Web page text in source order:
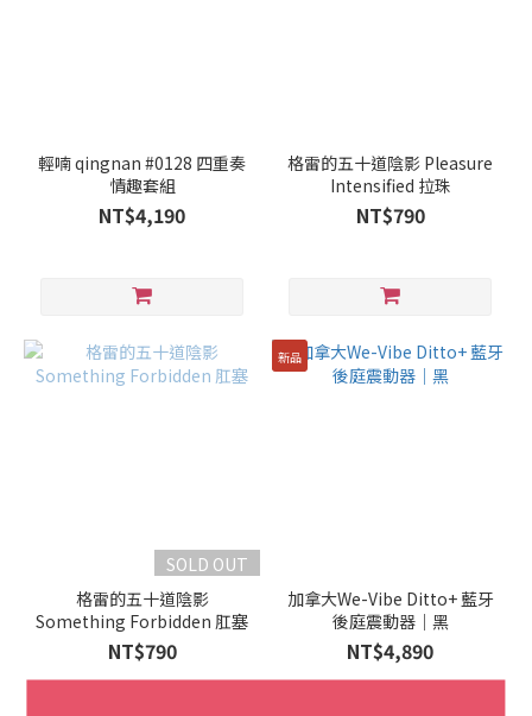
輕喃 qingnan #0128 四重奏
情趣套組
NT$4,190
格雷的五十道陰影 Pleasure
Intensified 拉珠
NT$790
SOLD OUT
格雷的五十道陰影
Something Forbidden 肛塞
NT$790
新品
加拿大We-Vibe Ditto+ 藍牙
後庭震動器｜黑
NT$4,890